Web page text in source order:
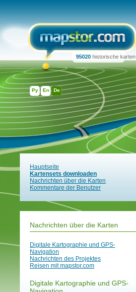
Ру En De
95020 historische karten
Hauptseite
Kartensets downloaden
Nachrichten über die Karten
Kommentare der Benutzer
Nachrichten über die Karten
Digitale Kartographie und GPS-
Navigation
Nachrichten des Projektes
Reisen mit mapstor.com
Digitale Kartographie und GPS-